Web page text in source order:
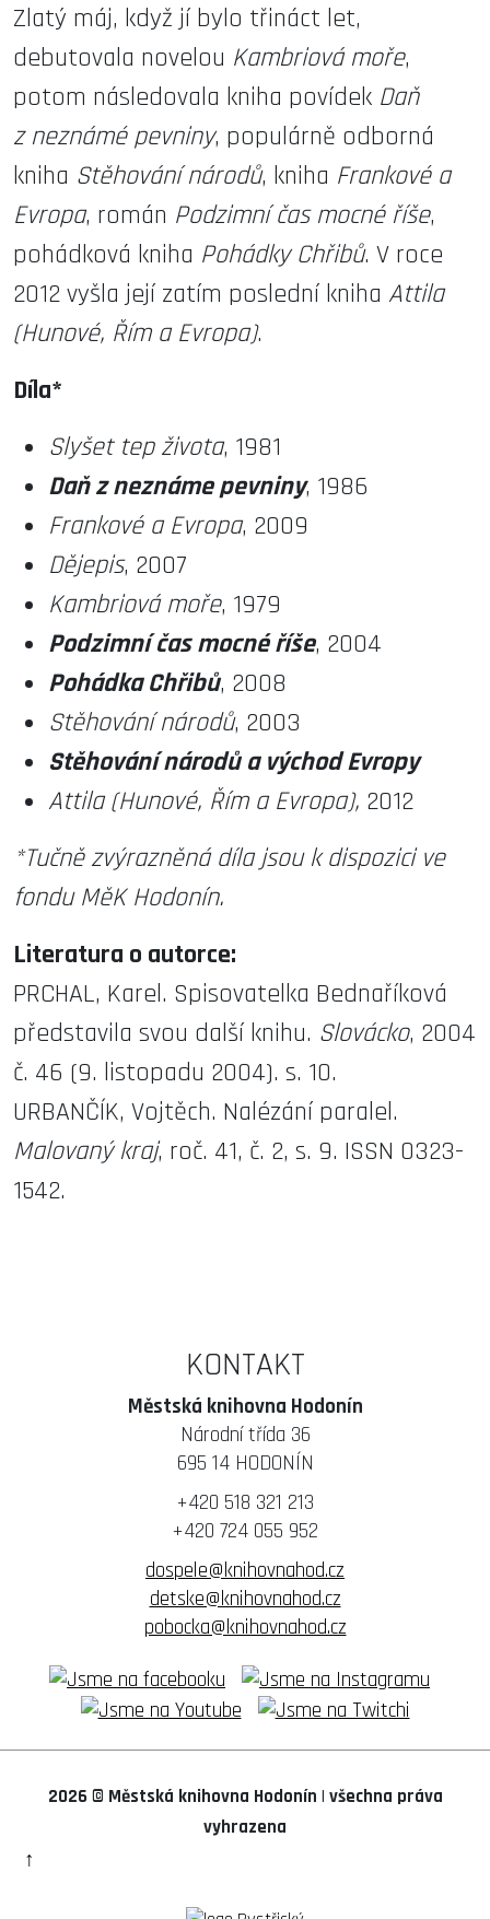
Zlatý máj, když jí bylo třináct let,
debutovala novelou Kambriová moře,
potom následovala kniha povídek Daň
z neznámé pevniny, populárně odborná
kniha Stěhování národů, kniha Frankové a
Evropa, román Podzimní čas mocné říše,
pohádková kniha Pohádky Chřibů. V roce
2012 vyšla její zatím poslední kniha Attila
(Hunové, Řím a Evropa).
Díla*
Slyšet tep života, 1981
Daň z neznáme pevniny, 1986
Frankové a Evropa, 2009
Dějepis, 2007
Kambriová moře, 1979
Podzimní čas mocné říše, 2004
Pohádka Chřibů, 2008
Stěhování národů, 2003
Stěhování národů a východ Evropy
Attila (Hunové, Řím a Evropa), 2012
*Tučně zvýrazněná díla jsou k dispozici ve
fondu MěK Hodonín.
Literatura o autorce:
PRCHAL, Karel. Spisovatelka Bednaříková
představila svou další knihu. Slovácko, 2004
č. 46 (9. listopadu 2004). s. 10.
URBANČÍK, Vojtěch. Nalézání paralel.
Malovaný kraj, roč. 41, č. 2, s. 9. ISSN 0323-
1542.
KONTAKT
Městská knihovna Hodonín
Národní třída 36
695 14 HODONÍN
+420 518 321 213
+420 724 055 952
dospele@knihovnahod.cz
detske@knihovnahod.cz
pobocka@knihovnahod.cz
2026 © Městská knihovna Hodonín | všechna práva
vyhrazena
↑